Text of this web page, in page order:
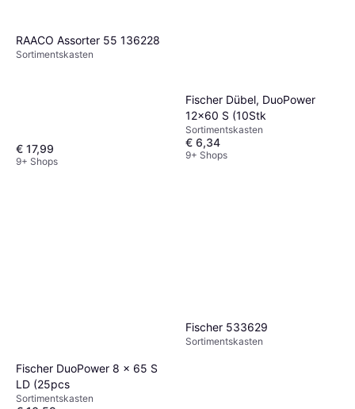
RAACO Assorter 55 136228
Sortimentskasten
€ 17,99
9+ Shops
Fischer Dübel, DuoPower
12x60 S (10Stk
Sortimentskasten
€ 6,34
9+ Shops
Fischer DuoPower 8 x 65 S
LD (25pcs
Sortimentskasten
Fischer 533629
Sortimentskasten